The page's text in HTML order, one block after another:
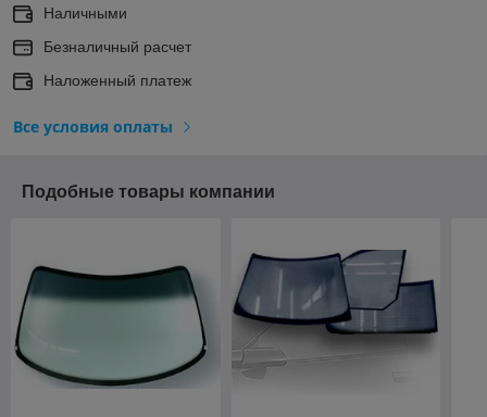
Наличными
Безналичный расчет
Наложенный платеж
Все условия оплаты
Подобные товары компании